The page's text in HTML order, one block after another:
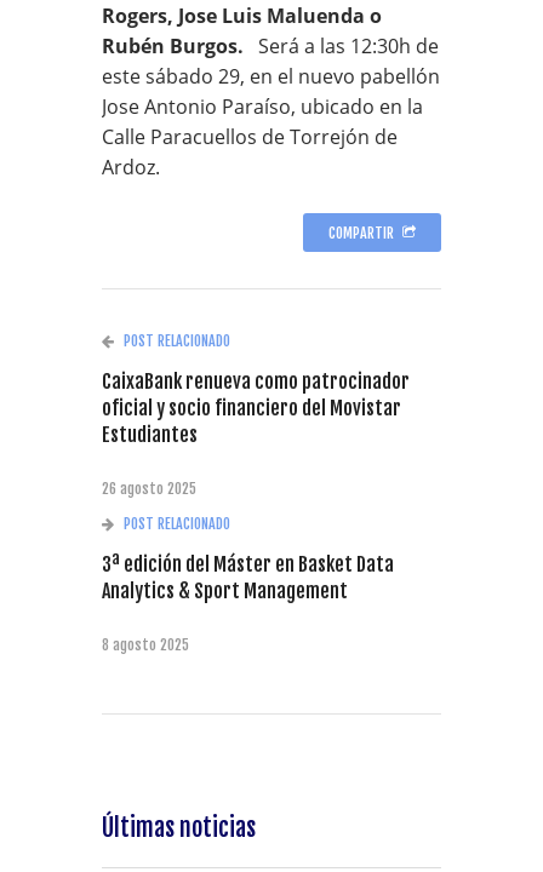
Rogers, Jose Luis Maluenda o
Rubén Burgos. Será a las 12:30h de
este sábado 29, en el nuevo pabellón
Jose Antonio Paraíso, ubicado en la
Calle Paracuellos de Torrejón de
Ardoz.
COMPARTIR
POST RELACIONADO
CaixaBank renueva como patrocinador
oficial y socio financiero del Movistar
Estudiantes
26 agosto 2025
POST RELACIONADO
3ª edición del Máster en Basket Data
Analytics & Sport Management
8 agosto 2025
Últimas noticias